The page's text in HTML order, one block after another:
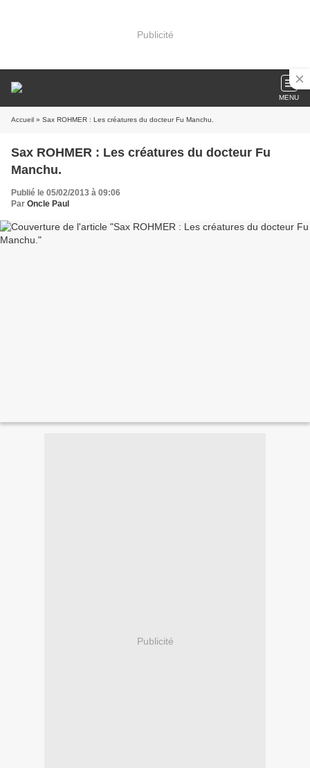
Publicité
MENU
Accueil » Sax ROHMER : Les créatures du docteur Fu Manchu.
Sax ROHMER : Les créatures du docteur Fu
Manchu.
Publié le 05/02/2013 à 09:06
Par Oncle Paul
Publicité